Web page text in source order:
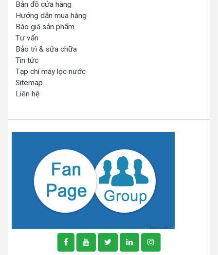
Bản đồ cửa hàng
Hướng dẫn mua hàng
Báo giá sản phẩm
Tư vấn
Bảo trì & sửa chữa
Tin tức
Tạp chí máy lọc nước
Sitemap
Liên hệ